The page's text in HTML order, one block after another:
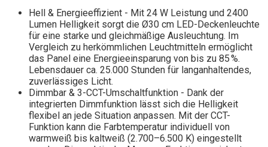
Hell & Energieeffizient - Mit 24 W Leistung und 2400
Lumen Helligkeit sorgt die Ø30 cm LED-Deckenleuchte
für eine starke und gleichmäßige Ausleuchtung. Im
Vergleich zu herkömmlichen Leuchtmitteln ermöglicht
das Panel eine Energieeinsparung von bis zu 85 %.
Lebensdauer ca. 25.000 Stunden für langanhaltendes,
zuverlässiges Licht.
Dimmbar & 3-CCT-Umschaltfunktion - Dank der
integrierten Dimmfunktion lässt sich die Helligkeit
flexibel an jede Situation anpassen. Mit der CCT-
Funktion kann die Farbtemperatur individuell von
warmweiß bis kaltweiß (2.700–6.500 K) eingestellt